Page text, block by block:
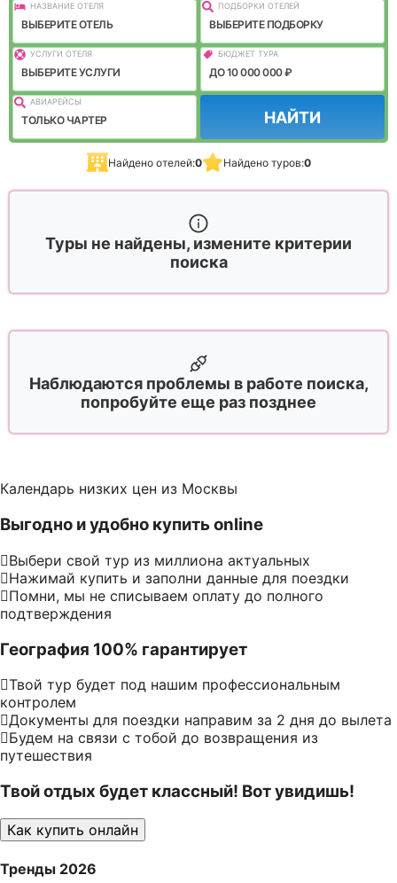
НАЗВАНИЕ ОТЕЛЯ
ВЫБЕРИТЕ ОТЕЛЬ
ПОДБОРКИ ОТЕЛЕЙ
ВЫБЕРИТЕ ПОДБОРКУ
УСЛУГИ ОТЕЛЯ
ВЫБЕРИТЕ УСЛУГИ
БЮДЖЕТ ТУРА
ДО 10 000 000 ₽
АВИАРЕЙСЫ
ТОЛЬКО ЧАРТЕР НАЙТИ
Найдено отелей:0 Найдено туров:0
Туры не найдены, измените критерии
поиска
Наблюдаются проблемы в работе поиска,
попробуйте еще раз позднее
Календарь низких цен из Москвы
Выгодно и удобно купить online
Выбери свой тур из миллиона актуальных
Нажимай купить и заполни данные для поездки
Помни, мы не списываем оплату до полного
подтверждения
География 100% гарантирует
Твой тур будет под нашим профессиональным
контролем
Документы для поездки направим за 2 дня до вылета
Будем на связи с тобой до возвращения из
путешествия
Твой отдых будет классный! Вот увидишь!
Как купить онлайн
Тренды 2026